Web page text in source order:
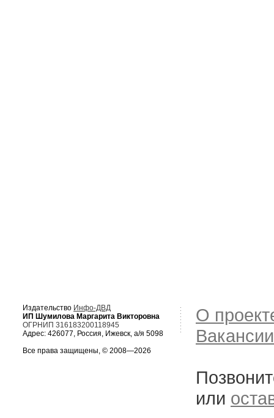
Издательство Инфо-ДВД
ИП Шумилова Маргарита Викторовна
ОГРНИП 316183200118945
Адрес: 426077, Россия, Ижевск, а/я 5098
Все права защищены, © 2008—2026
О
Вакансии
или